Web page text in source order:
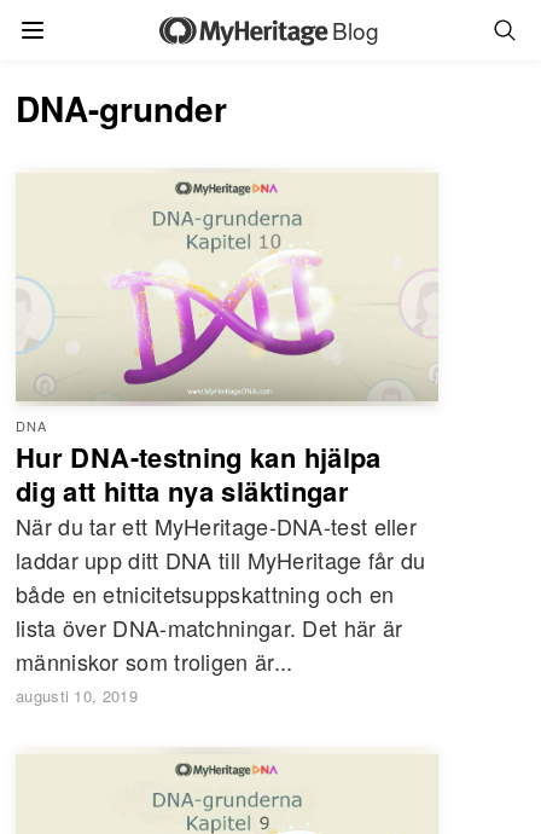
Blog
DNA-grunder
DNA
Hur DNA-testning kan hjälpa
dig att hitta nya släktingar
När du tar ett MyHeritage-DNA-test eller
laddar upp ditt DNA till MyHeritage får du
både en etnicitetsuppskattning och en
lista över DNA-matchningar. Det här är
människor som troligen är...
augusti 10, 2019